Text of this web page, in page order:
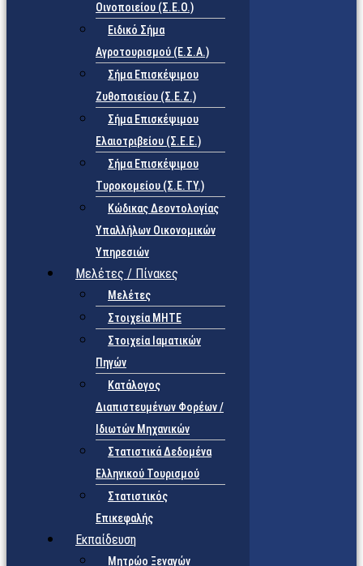
Οινοποιείου (Σ.Ε.Ο.)
Ειδικό Σήμα
Αγροτουρισμού (Ε.Σ.Α.)
Σήμα Επισκέψιμου
Ζυθοποιείου (Σ.Ε.Ζ.)
Σήμα Επισκέψιμου
Ελαιοτριβείου (Σ.Ε.Ε.)
Σήμα Επισκέψιμου
Τυροκομείου (Σ.Ε.TY.)
Κώδικας Δεοντολογίας
Υπαλλήλων Οικονομικών
Υπηρεσιών
Μελέτες / Πίνακες
Μελέτες
Στοιχεία ΜΗΤΕ
Στοιχεία Ιαματικών
Πηγών
Κατάλογος
Διαπιστευμένων Φορέων /
Ιδιωτών Μηχανικών
Στατιστικά Δεδομένα
Ελληνικού Τουρισμού
Στατιστικός
Επικεφαλής
Εκπαίδευση
Μητρώο Ξεναγών